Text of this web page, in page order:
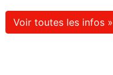
Voir toutes les infos »